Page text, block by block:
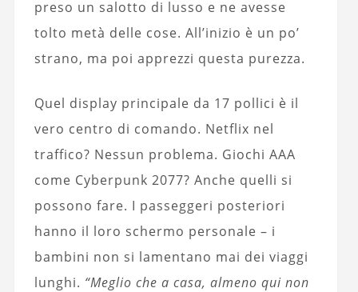
preso un salotto di lusso e ne avesse
tolto metà delle cose. All’inizio è un po’
strano, ma poi apprezzi questa purezza.
Quel display principale da 17 pollici è il
vero centro di comando. Netflix nel
traffico? Nessun problema. Giochi AAA
come Cyberpunk 2077? Anche quelli si
possono fare. I passeggeri posteriori
hanno il loro schermo personale – i
bambini non si lamentano mai dei viaggi
lunghi. “Meglio che a casa, almeno qui non